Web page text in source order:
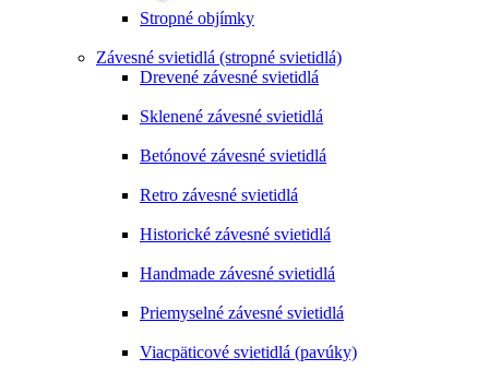
Stropné objímky
Závesné svietidlá (stropné svietidlá)
Drevené závesné svietidlá
Sklenené závesné svietidlá
Betónové závesné svietidlá
Retro závesné svietidlá
Historické závesné svietidlá
Handmade závesné svietidlá
Priemyselné závesné svietidlá
Viacpäticové svietidlá (pavúky)